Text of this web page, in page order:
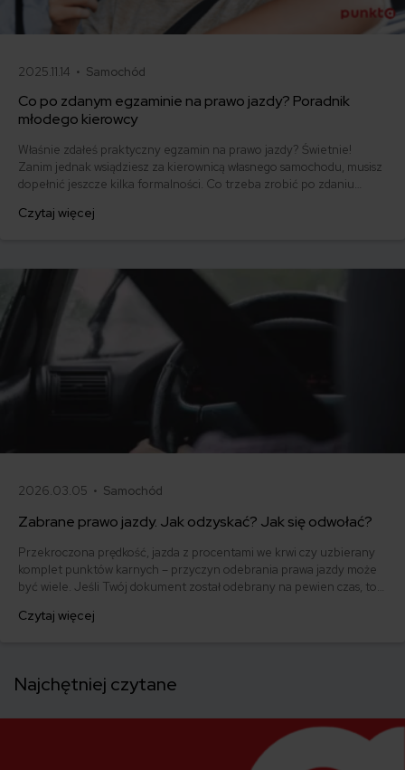
2025.11.14 • Samochód
Co po zdanym egzaminie na prawo jazdy? Poradnik
młodego kierowcy
Właśnie zdałeś praktyczny egzamin na prawo jazdy? Świetnie!
Zanim jednak wsiądziesz za kierownicą własnego samochodu, musisz
dopełnić jeszcze kilka formalności. Co trzeba zrobić po zdaniu
którym szybko załatwisz sprawy urzędowe i będziesz mógł prowadzić
Czytaj więcej
2026.03.05 • Samochód
Zabrane prawo jazdy. Jak odzyskać? Jak się odwołać?
Przekroczona prędkość, jazda z procentami we krwi czy uzbierany
komplet punktów karnych – przyczyn odebrania prawa jazdy może
być wiele. Jeśli Twój dokument został odebrany na pewien czas, to
zabrane prawo jazdy? Jak się odwołać? Podpowiadamy!
Czytaj więcej
Najchętniej czytane